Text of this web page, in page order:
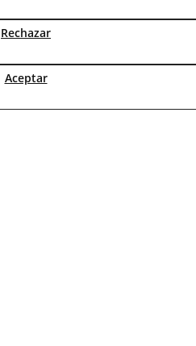
Rechazar
Aceptar